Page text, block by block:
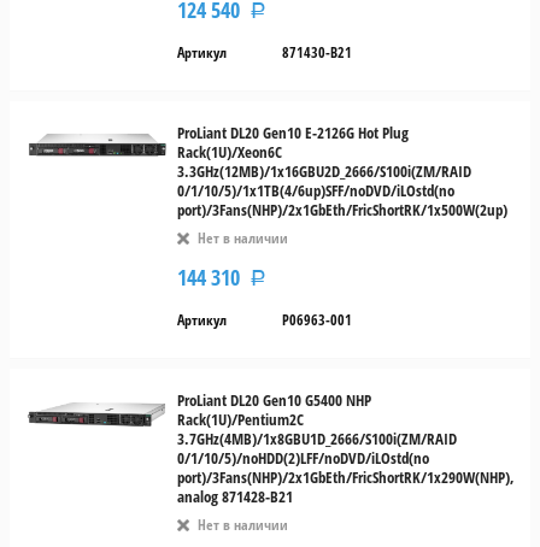
124 540 Р
Артикул 871430-B21
ProLiant DL20 Gen10 E-2126G Hot Plug
Rack(1U)/Xeon6C
3.3GHz(12MB)/1x16GBU2D_2666/S100i(ZM/RAID
0/1/10/5)/1x1TB(4/6up)SFF/noDVD/iLOstd(no
port)/3Fans(NHP)/2x1GbEth/FricShortRK/1x500W(2up)
Нет в наличии
144 310 Р
Артикул P06963-001
ProLiant DL20 Gen10 G5400 NHP
Rack(1U)/Pentium2C
3.7GHz(4MB)/1x8GBU1D_2666/S100i(ZM/RAID
0/1/10/5)/noHDD(2)LFF/noDVD/iLOstd(no
port)/3Fans(NHP)/2x1GbEth/FricShortRK/1x290W(NHP),
analog 871428-B21
Нет в наличии